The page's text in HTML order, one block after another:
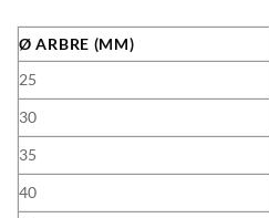
Ø ARBRE (MM)
25
30
35
40